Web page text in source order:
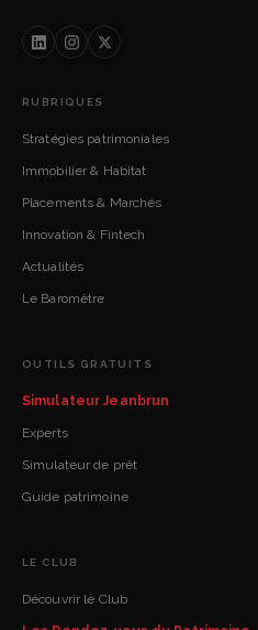
RUBRIQUES
Stratégies patrimoniales
Immobilier & Habitat
Placements & Marchés
Innovation & Fintech
Actualités
Le Baromètre
OUTILS GRATUITS
Simulateur Jeanbrun
Experts
Simulateur de prêt
Guide patrimoine
LE CLUB
Découvrir le Club